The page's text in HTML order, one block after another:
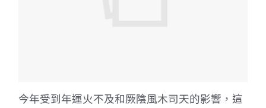
今年受到年運火不及和厥陰風木司天的影響，這